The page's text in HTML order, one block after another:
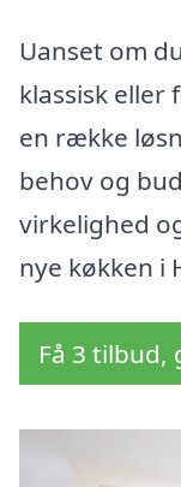
Uanset om
klassisk eller
en række
behov og
virkelighed
nye køkken i
Få 3